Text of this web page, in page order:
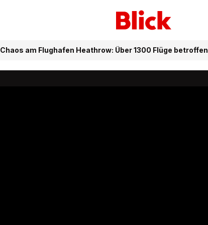
Chaos am Flughafen Heathrow: Über 1300 Flüge betroffen